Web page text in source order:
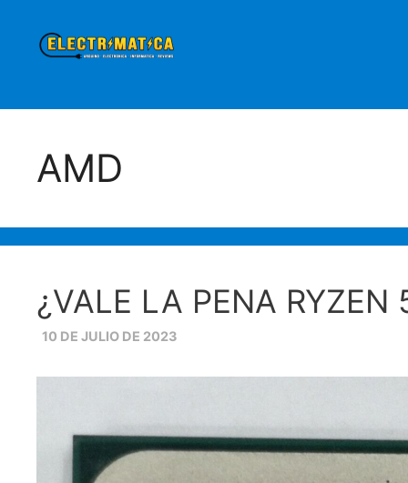
contenido
AMD
¿VALE LA PENA
10 DE JULIO DE 2023